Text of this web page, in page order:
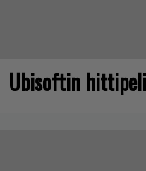
Ubisoftin